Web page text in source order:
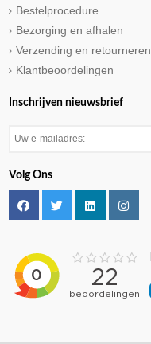
Bestelprocedure
Bezorging en afhalen
Verzending en retourneren
Klantbeoordelingen
Inschrijven nieuwsbrief
Volg Ons